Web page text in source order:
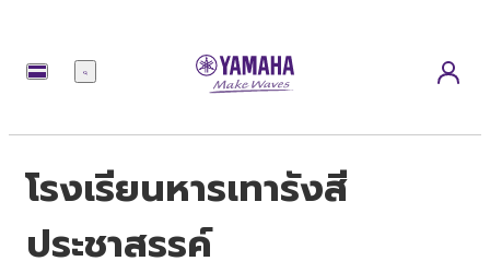
เมนู
โรงเรียนหารเทารังสี
ประชาสรรค์